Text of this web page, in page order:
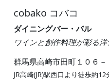
cobako コバコ
ダイニングバー・バル
ワインと創作料理が彩る
群馬県高崎市田町１０６－
JR高崎(JR)駅西口より徒歩約12